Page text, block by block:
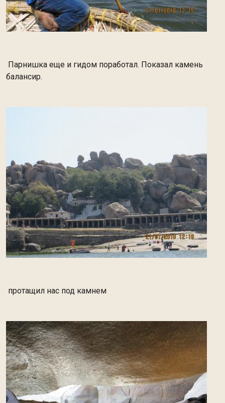
Парнишка еще и гидом поработал. Показал камень
балансир.
протащил нас под камнем